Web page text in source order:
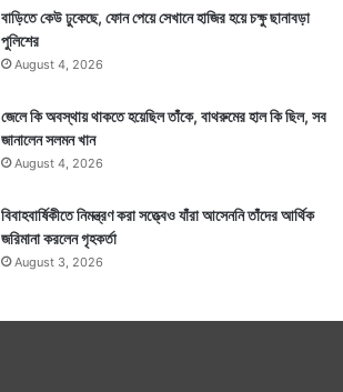
বাড়িতে কেউ ঢুকেছে, ফোন পেয়ে সেখানে হাজির হয়ে চক্ষু ছানাবড়া
পুলিশের
August 4, 2026
জেলে কি অবস্থায় থাকতে হয়েছিল তাঁকে, বাথরুমের হাল কি ছিল, সব
জানালেন সলমন খান
August 4, 2026
বিবাহবার্ষিকীতে নিমন্ত্রণ করা সত্ত্বেও যাঁরা আসেননি তাঁদের আর্থিক
জরিমানা করলেন গৃহকর্তা
August 3, 2026